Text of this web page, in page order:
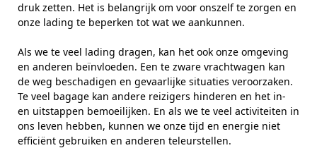
druk zetten. Het is belangrijk om voor onszelf te zorgen en
onze lading te beperken tot wat we aankunnen.
Als we te veel lading dragen, kan het ook onze omgeving
en anderen beïnvloeden. Een te zware vrachtwagen kan
de weg beschadigen en gevaarlijke situaties veroorzaken.
Te veel bagage kan andere reizigers hinderen en het in-
en uitstappen bemoeilijken. En als we te veel activiteiten in
ons leven hebben, kunnen we onze tijd en energie niet
efficiënt gebruiken en anderen teleurstellen.